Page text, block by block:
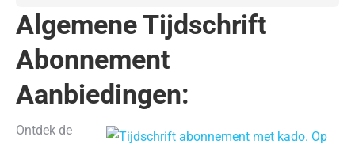
Algemene Tijdschrift
Abonnement
Aanbiedingen:
Ontdek de